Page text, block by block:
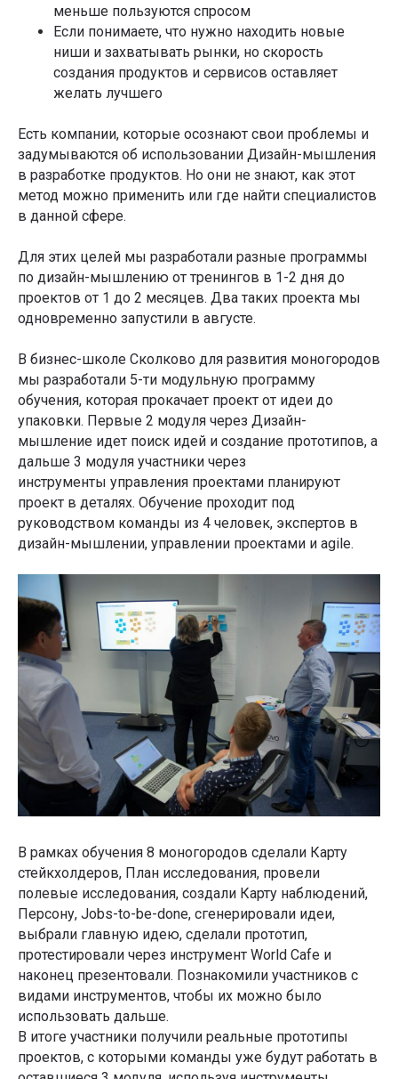
меньше пользуются спросом
Если понимаете, что нужно находить новые
ниши и захватывать рынки, но скорость
создания продуктов и сервисов оставляет
желать лучшего
Есть компании, которые осознают свои проблемы и
задумываются об использовании Дизайн-мышления
в разработке продуктов. Но они не знают, как этот
метод можно применить или где найти специалистов
в данной сфере.
Для этих целей мы разработали разные программы
по дизайн-мышлению от тренингов в 1-2 дня до
проектов от 1 до 2 месяцев. Два таких проекта мы
одновременно запустили в августе.
В бизнес-школе Сколково для развития моногородов
мы разработали 5-ти модульную программу
обучения, которая прокачает проект от идеи до
упаковки. Первые 2 модуля через Дизайн-
мышление идет поиск идей и создание прототипов, а
дальше 3 модуля участники через
инструменты управления проектами планируют
проект в деталях. Обучение проходит под
руководством команды из 4 человек, экспертов в
дизайн-мышлении, управлении проектами и agile.
В рамках обучения 8 моногородов сделали Карту
стейкхолдеров, План исследования, провели
полевые исследования, создали Карту наблюдений,
Персону, Jobs-to-be-done, сгенерировали идеи,
выбрали главную идею, сделали прототип,
протестировали через инструмент World Cafe и
наконец презентовали. Познакомили участников с
видами инструментов, чтобы их можно было
использовать дальше.
В итоге участники получили реальные прототипы
проектов, с которыми команды уже будут работать в